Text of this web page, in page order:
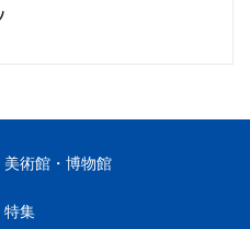
美術館・博物館
特集